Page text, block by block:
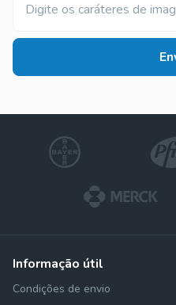
Digite os caráteres de
informação útil
Condições de envio